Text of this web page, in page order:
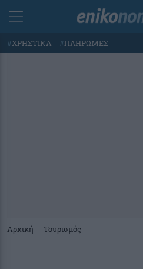
#ΧΡΗΣΤΙΚΑ #ΠΛΗΡΩΜΕΣ
Αρχική - Τουρισμός